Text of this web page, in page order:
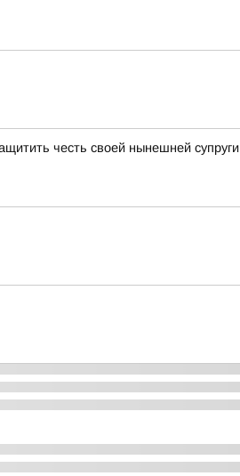
честь своей нынешней супруги